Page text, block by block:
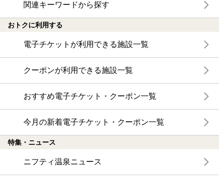
関連キーワードから探す
おトクに利用する
電子チケットが利用できる施設一覧
クーポンが利用できる施設一覧
おすすめ電子チケット・クーポン一覧
今月の新着電子チケット・クーポン一覧
特集・ニュース
ニフティ温泉ニュース